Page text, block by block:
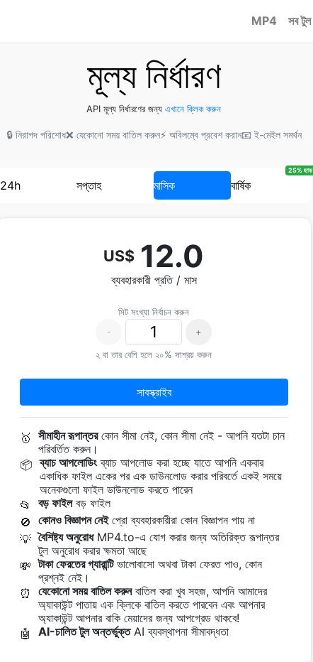
MP4 সব টুল
মূল্য নির্ধারণ
API মূল্য নির্ধারণের জন্য এখানে ক্লিক করুন
🔒 নিরাপদ পরিশোধ❌ যেকোনো সময় বাতিল করুন⚡ অবিলম্বে প্রবেশ করান📧 ই-মেইল সমর্থন
24h সপ্তাহ মাসিক বার্ষিক
25% ছাড়
US$ 12.0
ব্যবহারকারী প্রতি / মাস
সিট সংখ্যা নির্বাচন করুন
-
+
২ বা তার বেশি হলে ২০% সাশ্রয় করুন
সাবস্ক্রাইব
🥇 সীমাহীন রূপান্তরকোন সীমা নেই, কোন সীমা নেই - আপনি যতটা চান
পরিবর্তিত করুন।
📦 ব্যাচ আপলোডিংব্যাচ আপলোড করা হচ্ছে যাতে আপনি একবার
একাধিক ফাইল একের পর এক ডাউনলোড করার পরিবর্তে একই সময়ে
অনেকগুলো ফাইল ডাউনলোড করতে পারেন
📂
বড় ফাইলবড় ফাইল
🚫 কোনও বিজ্ঞাপন নেইপ্রো ব্যবহারকারীরা কোন বিজ্ঞাপন পায় না
💡 বৈশিষ্ট্য অনুরোধMP4.to-এ যোগ করার জন্য অতিরিক্ত রূপান্তর
টুল অনুরোধ করার ক্ষমতা আছে
💸 টাকা ফেরতের গ্যারান্টিভালোবাসো অথবা টাকা ফেরত পাও, কোন
প্রশ্নই নেই।
⏰
যেকোনো সময় বাতিল করুনবাতিল করা খুব সহজ, আপনি আমাদের
অ্যাকাউন্ট পাতায় এক ক্লিকে বাতিল করতে পারবেন এবং আপনার
অ্যাকাউন্ট আপনার বাকি মেয়াদের জন্য আপগ্রেড থাকবে!
🤖
AI-চালিত টুল অন্তর্ভুক্তAI ব্যবস্থাপনা সীমাবদ্ধতা